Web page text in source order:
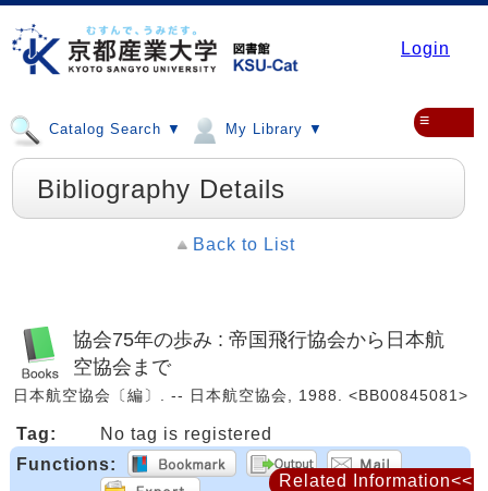
Login
Catalog Search ▼ My Library ▼ ≡
Bibliography Details
Back to List
協会75年の歩み : 帝国飛行協会から日本航
空協会まで
日本航空協会〔編〕. -- 日本航空協会, 1988. <BB00845081>
Tag:
No tag is registered
Functions:
Related Information<<